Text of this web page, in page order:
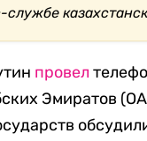
провел
Эмиратов